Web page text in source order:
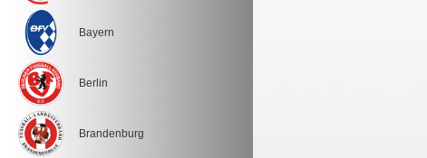
Bayern
Berlin
Brandenburg